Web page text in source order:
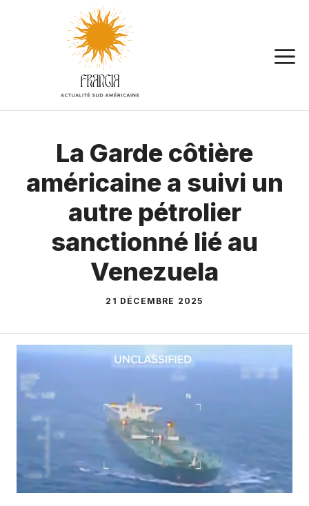
La Garde côtière
américaine a suivi un
autre pétrolier
sanctionné lié au
Venezuela
21 DÉCEMBRE 2025